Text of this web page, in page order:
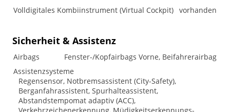
Volldigitales Kombiinstrument (Virtual Cockpit) vorhanden
Sicherheit & Assistenz
Airbags
Fenster-/Kopfairbags Vorne, Beifahrerairbag
Assistenzsysteme
Regensensor, Notbremsassistent (City-Safety),
Berganfahrassistent, Spurhalteassistent,
Abstandstempomat adaptiv (ACC),